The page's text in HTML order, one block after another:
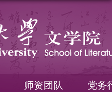
师资团队 党务